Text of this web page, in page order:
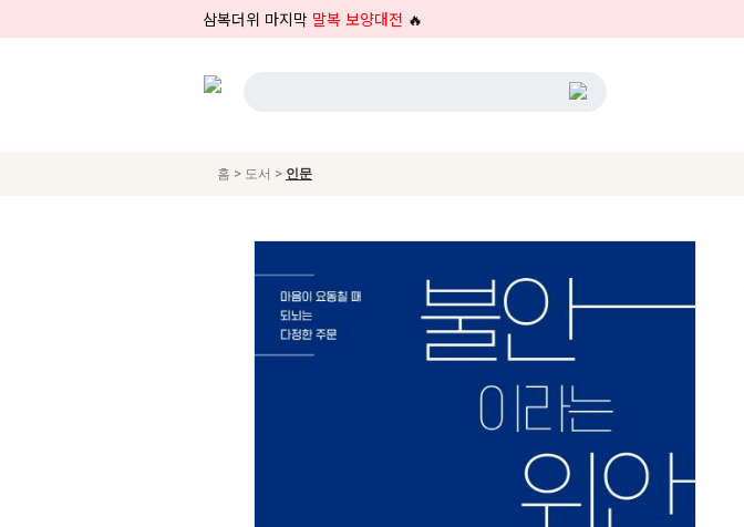
삼복더위 마지막 말복 보양대전 🔥
홈 > 도서 > 인문